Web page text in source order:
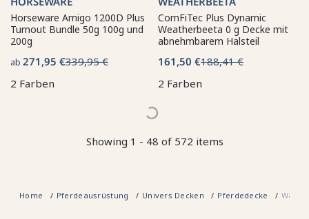
Horseware Amigo 1200D Plus
Turnout Bundle 50g 100g und
200g
ab 271,95 €339,95 €
2 Farben
ComFiTec Plus Dynamic
Weatherbeeta 0 g Decke mit
abnehmbarem Halsteil
161,50 €188,41 €
2 Farben
Showing 1 - 48 of 572 items
Home Pferdeausrüstung Univers Decken Pferdedecke